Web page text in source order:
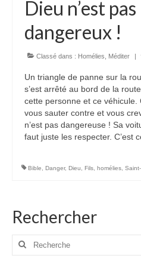
Dieu n’est pas
dangereux !
Classé dans : Homélies Méditer |
Un triangle de panne sur la
s’est arrêté au bord de la
cette personne et ce
vous sauter contre et vous
n’est pas dangereuse ! Sa
faut juste les respecter. C’est
Bible Danger, Dieu Fils homélies
Rechercher
Rechercher